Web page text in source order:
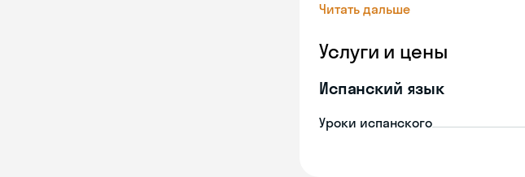
Читать дальше
Услуги и цены
Испанский язык
Уроки испанского